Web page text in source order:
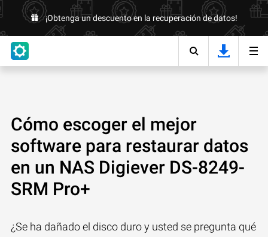
¡Obtenga un descuento en la recuperación de datos!
Cómo escoger el mejor
software para restaurar datos
en un NAS Digiever DS-8249-
SRM Pro+
¿Se ha dañado el disco duro y usted se pregunta qué